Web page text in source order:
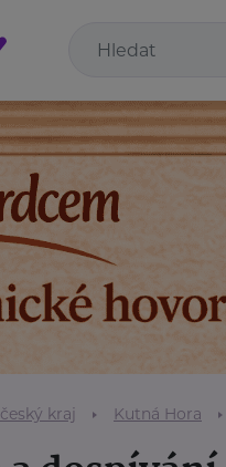
kraj Kutná Hora